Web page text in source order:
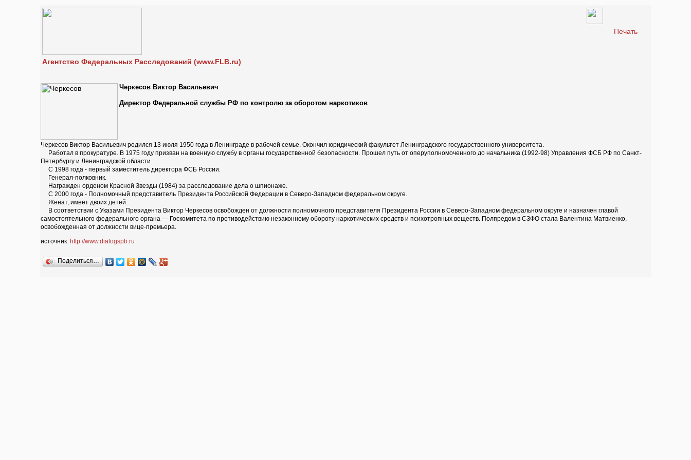
Печать
Агентство Федеральных Расследований (www.FLB.ru)
Черкесов Виктор Васильевич
Директор Федеральной службы РФ по контролю за оборотом наркотиков
Черкесов Виктор Васильевич родился 13 июля 1950 года в Ленинграде в рабочей семье. Окончил юридический факультет Ленинградского государственного университета.
Работал в прокуратуре. В 1975 году призван на военную службу в органы государственной безопасности. Прошел путь от оперуполномоченного до начальника (1992-98) Управления ФСБ РФ по Санкт-
Петербургу и Ленинградской области.
С 1998 года - первый заместитель директора ФСБ России.
Генерал-полковник.
Награжден орденом Красной Звезды (1984) за расследование дела о шпионаже.
С 2000 года - Полномочный представитель Президента Российской Федерации в Северо-Западном федеральном округе.
Женат, имеет двоих детей.
В соответствии с Указами Президента Виктор Черкесов освобожден от должности полномочного представителя Президента России в Северо-Западном федеральном округе и назначен главой
самостоятельного федерального органа — Госкомитета по противодействию незаконному обороту наркотических средств и психотропных веществ. Полпредом в СЗФО стала Валентина Матвиенко,
освобожденная от должности вице-премьера.
источник http://www.dialogspb.ru
Поделиться…